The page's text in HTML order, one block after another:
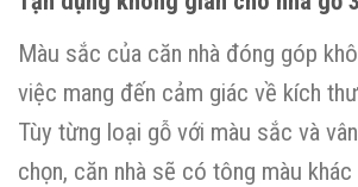
Màu sắc của căn nhà đóng góp
việc mang đến cảm giác về kích
Tùy từng loại gỗ với màu sắc và
chọn, căn nhà sẽ có tông màu khác